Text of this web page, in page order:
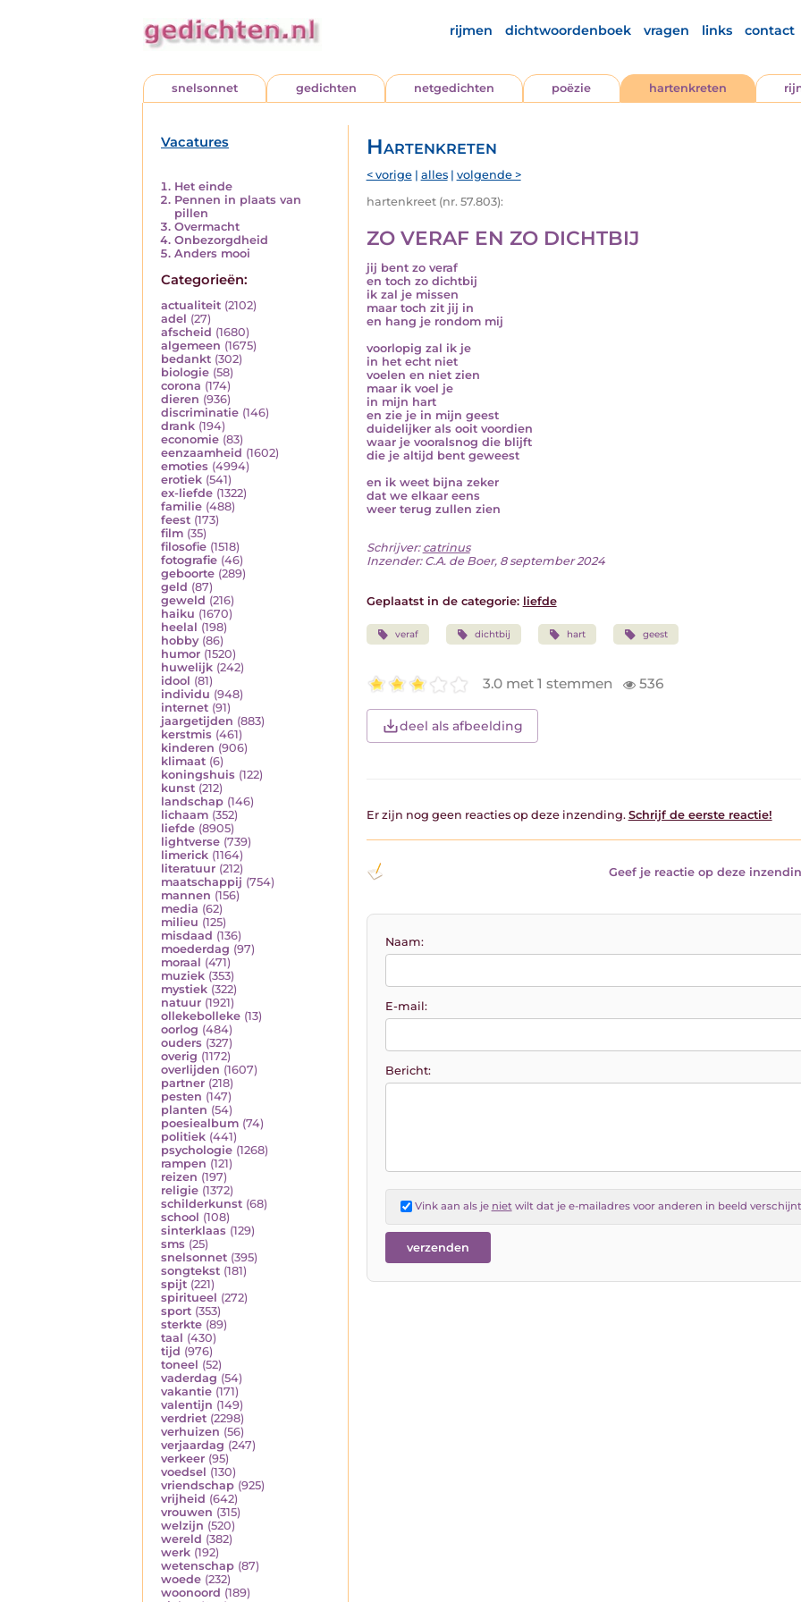
rijmen dichtwoordenboek vragen links contact
snelsonnet gedichten netgedichten poëzie hartenkreten
Vacatures
Het einde
Pennen in plaats van
pillen
Overmacht
Onbezorgdheid
Anders mooi
Categorieën:
actualiteit (2102)
adel (27)
afscheid (1680)
algemeen (1675)
bedankt (302)
biologie (58)
corona (174)
dieren (936)
discriminatie (146)
drank (194)
economie (83)
eenzaamheid (1602)
emoties (4994)
erotiek (541)
ex-liefde (1322)
familie (488)
feest (173)
film (35)
filosofie (1518)
fotografie (46)
geboorte (289)
geld (87)
geweld (216)
haiku (1670)
heelal (198)
hobby (86)
humor (1520)
huwelijk (242)
idool (81)
individu (948)
internet (91)
jaargetijden (883)
kerstmis (461)
kinderen (906)
klimaat (6)
koningshuis (122)
kunst (212)
landschap (146)
lichaam (352)
liefde (8905)
lightverse (739)
limerick (1164)
literatuur (212)
maatschappij (754)
mannen (156)
media (62)
milieu (125)
misdaad (136)
moederdag (97)
moraal (471)
muziek (353)
mystiek (322)
natuur (1921)
ollekebolleke (13)
oorlog (484)
ouders (327)
overig (1172)
overlijden (1607)
partner (218)
pesten (147)
planten (54)
poesiealbum (74)
politiek (441)
psychologie (1268)
rampen (121)
reizen (197)
religie (1372)
schilderkunst (68)
school (108)
sinterklaas (129)
sms (25)
snelsonnet (395)
songtekst (181)
spijt (221)
spiritueel (272)
sport (353)
sterkte (89)
taal (430)
tijd (976)
toneel (52)
vaderdag (54)
vakantie (171)
valentijn (149)
verdriet (2298)
verhuizen (56)
verjaardag (247)
verkeer (95)
voedsel (130)
vriendschap (925)
vrijheid (642)
vrouwen (315)
welzijn (520)
wereld (382)
werk (192)
wetenschap (87)
woede (232)
woonoord (189)
Hartenkreten
< vorige| alles| volgende >
hartenkreet (nr. 57.803):
ZO VERAF EN ZO DICHTBIJ
jij bent zo veraf
en toch zo dichtbij
ik zal je missen
maar toch zit jij in
en hang je rondom mij
voorlopig zal ik je
in het echt niet
voelen en niet zien
maar ik voel je
in mijn hart
en zie je in mijn geest
duidelijker als ooit voordien
waar je vooralsnog die blijft
die je altijd bent geweest
en ik weet bijna zeker
dat we elkaar eens
weer terug zullen zien
Schrijver: catrinus
Inzender: C.A. de Boer, 8 september 2024
Geplaatst in de categorie: liefde
veraf dichtbij hart geest
3.0 met 1 stemmen 536
deel als afbeelding
Er zijn nog geen reacties op deze inzending. Schrijf de eerste reactie!
Geef je reactie op deze
Naam:
E-mail:
Bericht:
Vink aan als je nietwilt dat je e-mailadres voor anderen in beeld verschijnt